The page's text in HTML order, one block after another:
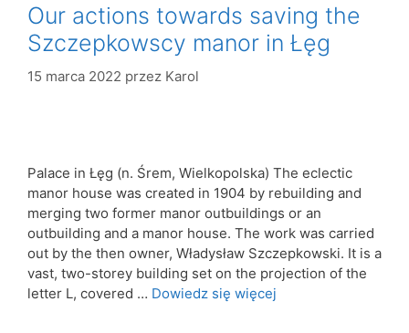
Our actions towards saving the
Szczepkowscy manor in Łęg
15 marca 2022 przez Karol
Palace in Łęg (n. Śrem, Wielkopolska) The eclectic
manor house was created in 1904 by rebuilding and
merging two former manor outbuildings or an
outbuilding and a manor house. The work was carried
out by the then owner, Władysław Szczepkowski. It is a
vast, two-storey building set on the projection of the
letter L, covered … Dowiedz się więcej